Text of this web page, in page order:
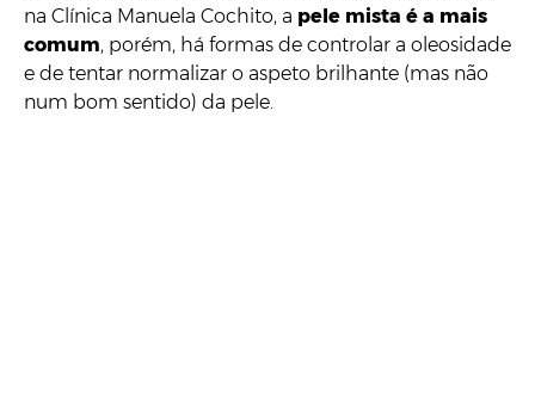
na Clínica Manuela Cochito, a pele mista é a mais
comum, porém, há formas de controlar a oleosidade
e de tentar normalizar o aspeto brilhante (mas não
num bom sentido) da pele.